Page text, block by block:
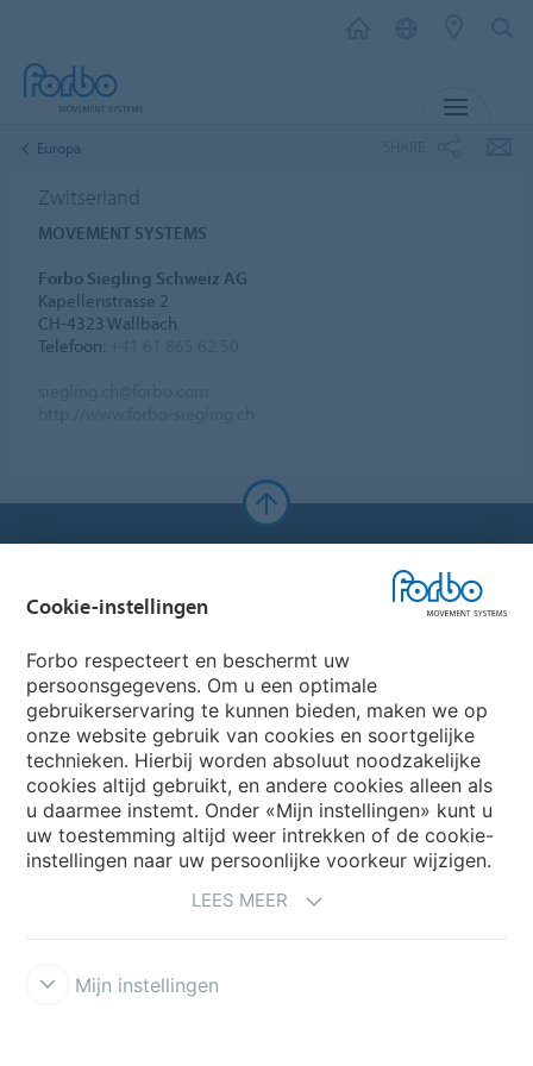
Europa
Zwitserland
MOVEMENT SYSTEMS
Forbo Siegling Schweiz AG
Kapellenstrasse 2
CH-4323 Wallbach
Telefoon:
Forbo Websites
Forbo Group
Forbo Flooring Systems
Forbo Movement Systems
Selecteer een Land
Cookie-instellingen
Forbo respecteert en beschermt uw
persoonsgegevens. Om u een optimale
gebruikerservaring te kunnen bieden, maken we op
onze website gebruik van cookies en soortgelijke
technieken. Hierbij worden absoluut noodzakelijke
cookies altijd gebruikt, en andere cookies alleen als
u daarmee instemt. Onder «Mijn instellingen» kunt u
uw toestemming altijd weer intrekken of de cookie-
instellingen naar uw persoonlijke voorkeur wijzigen.
LEES MEER
Mijn instellingen